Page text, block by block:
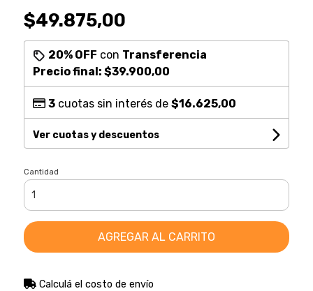
$49.875,00
20% OFF con Transferencia
Precio final: $39.900,00
3cuotas sin interés de $16.625,00
Ver cuotas y descuentos
Cantidad
AGREGAR AL CARRITO
Calculá el costo de envío